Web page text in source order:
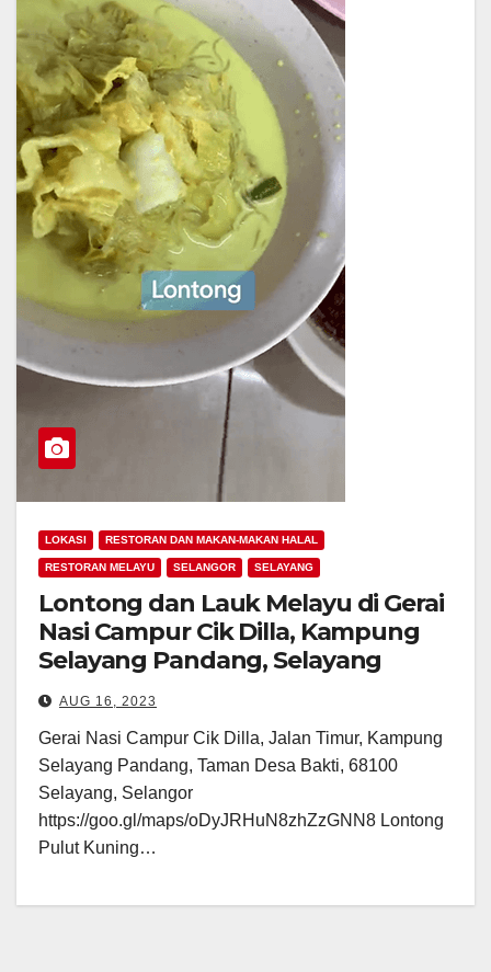
LOKASI RESTORAN DAN MAKAN-MAKAN HALAL
RESTORAN MELAYU SELANGOR SELAYANG
Lontong dan Lauk Melayu di Gerai
Nasi Campur Cik Dilla, Kampung
Selayang Pandang, Selayang
AUG 16, 2023
Gerai Nasi Campur Cik Dilla, Jalan Timur, Kampung
Selayang Pandang, Taman Desa Bakti, 68100
Selayang, Selangor
https://goo.gl/maps/oDyJRHuN8zhZzGNN8 Lontong
Pulut Kuning…